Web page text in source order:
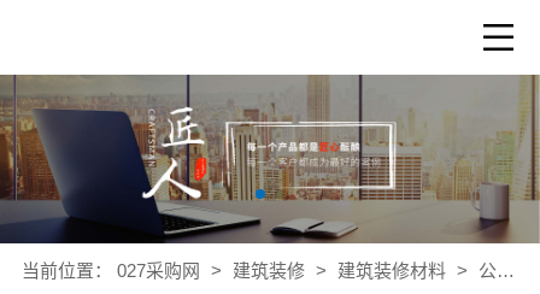
当前位置： 027采购网 > 建筑装修 > 建筑装修材料 > 公司新闻